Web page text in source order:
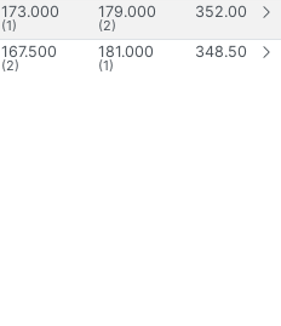
173.000
(1)
179.000
(2)
352.00
167.500
(2)
181.000
(1)
348.50